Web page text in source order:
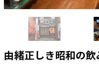
由緒正しき昭和の